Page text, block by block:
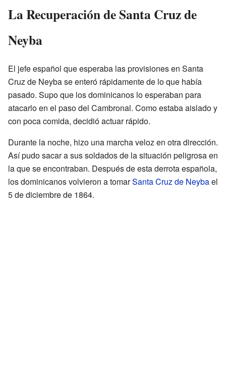
La Recuperación de Santa Cruz de
Neyba
El jefe español que esperaba las provisiones en Santa
Cruz de Neyba se enteró rápidamente de lo que había
pasado. Supo que los dominicanos lo esperaban para
atacarlo en el paso del Cambronal. Como estaba aislado y
con poca comida, decidió actuar rápido.
Durante la noche, hizo una marcha veloz en otra dirección.
Así pudo sacar a sus soldados de la situación peligrosa en
la que se encontraban. Después de esta derrota española,
los dominicanos volvieron a tomarSanta Cruz de Neybael
5 de diciembre de 1864.